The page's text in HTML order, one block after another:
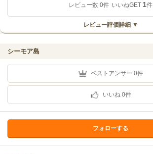
レビュー数 0件 いいねGET 1件
レビュー評価詳細 ▼
シーモア島
ベストアンサー 0件
いいね 0件
フォローする